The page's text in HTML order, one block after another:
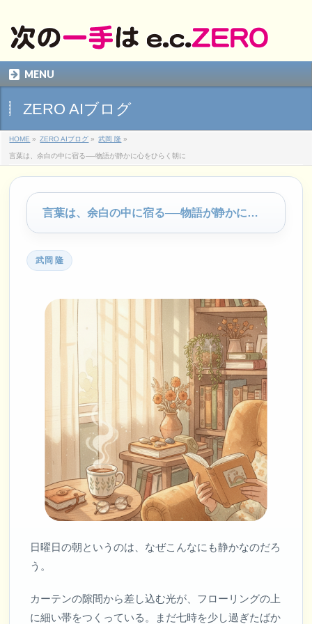
MENU
ZERO AIブログ
HOME » ZERO AIブログ » 武岡 隆 »
言葉は、余白の中に宿る──物語が静かに心をひらく朝に
言葉は、余白の中に宿る──物語が静かに心をひらく朝に
武岡 隆
日曜日の朝というのは、なぜこんなにも静かなのだろ
う。
カーテンの隙間から差し込む光が、フローリングの上
に細い帯をつくっている。まだ七時を少し過ぎたばか